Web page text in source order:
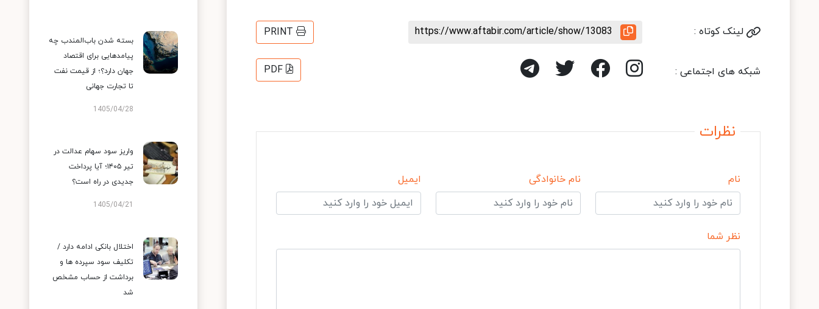
لینک کوتاه : https://www.aftabir.com/article/show/13083
PRINT
شبکه های اجتماعی : PDF
نظرات
نام نام خانوادگی ایمیل
نظر شما
بسته شدن باب‌المندب چه
پیامدهایی برای اقتصاد
جهان دارد؟؛ از قیمت نفت
تا تجارت جهانی
1405/04/28
واریز سود سهام عدالت در
تیر ۱۴۰۵؛ آیا پرداخت
جدیدی در راه است؟
1405/04/21
اختلال بانکی ادامه دارد /
تکلیف سود سپرده ها و
برداشت از حساب مشخص
شد